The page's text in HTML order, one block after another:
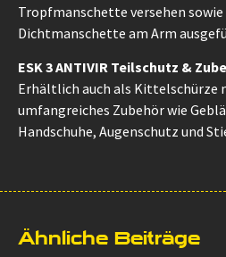
Tropfmanschette versehen
Dichtmanschette am Arm
ESK 3 ANTIVIR Teilschutz &
Erhältlich auch als Kittelschürze
umfangreiches Zubehör wie
Handschuhe, Augenschutz und
Ähnliche Beiträge